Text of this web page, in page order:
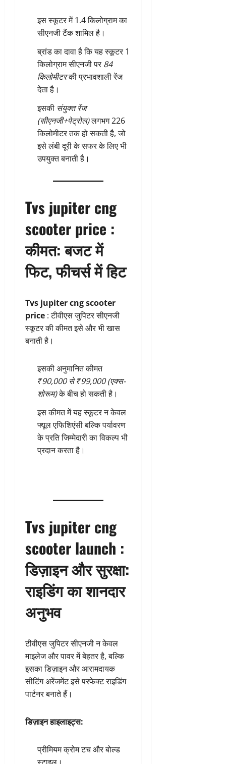
इस स्कूटर में 1.4 किलोग्राम का
सीएनजी टैंक शामिल है।
ब्रांड का दावा है कि यह स्कूटर 1
किलोग्राम सीएनजी पर 84
किलोमीटरकी प्रभावशाली रेंज
देता है।
इसकी संयुक्त रेंज
(सीएनजी+पेट्रोल)लगभग 226
किलोमीटर तक हो सकती है, जो
इसे लंबी दूरी के सफर के लिए भी
उपयुक्त बनाती है।
Tvs jupiter cng
scooter price :
कीमत: बजट में
फिट, फीचर्स में हिट
Tvs jupiter cng scooter
price : टीवीएस जुपिटर सीएनजी
स्कूटर की कीमत इसे और भी खास
बनाती है।
इसकी अनुमानित कीमत
₹90,000 से ₹99,000 (एक्स-
शोरूम)के बीच हो सकती है।
इस कीमत में यह स्कूटर न केवल
फ्यूल एफिशिएंसी बल्कि पर्यावरण
के प्रति जिम्मेदारी का विकल्प भी
प्रदान करता है।
Tvs jupiter cng
scooter launch :
डिज़ाइन और सुरक्षा:
राइडिंग का शानदार
अनुभव
टीवीएस जुपिटर सीएनजी न केवल
माइलेज और पावर में बेहतर है, बल्कि
इसका डिज़ाइन और आरामदायक
सीटिंग अरेंजमेंट इसे परफेक्ट राइडिंग
पार्टनर बनाते हैं।
डिज़ाइन हाइलाइट्स:
प्रीमियम क्रोम टच और बोल्ड